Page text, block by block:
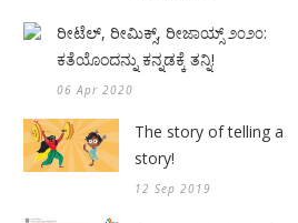
ರೀಟೆಲ್, ರೀಮಿಕ್ಸ್, ರೀಜಾಯ್ಸ್ ೨೦೨೦:
ಕತೆಯೊಂದನ್ನು ಕನ್ನಡಕ್ಕೆ ತನ್ನಿ!
06 Apr 2020
The story of telling a
story!
12 Sep 2019